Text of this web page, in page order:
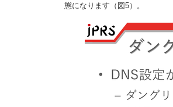
態になります（図5）。